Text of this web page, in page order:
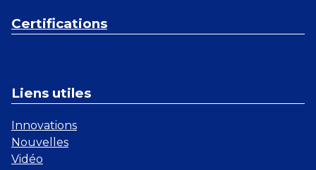
Certifications
Liens utiles
Innovations
Nouvelles
Vidéo